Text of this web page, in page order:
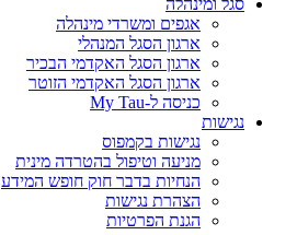
סגל ומינהלה
אגפים ומשרדי מינהלה
ארגון הסגל המנהלי
ארגון הסגל האקדמי הבכיר
ארגון הסגל האקדמי הזוטר
כניסה ל-My Tau
נגישות
נגישות בקמפוס
מניעה וטיפול בהטרדה מינית
הנחיות בדבר חוק חופש המידע
הצהרת נגישות
הגנת הפרטיות